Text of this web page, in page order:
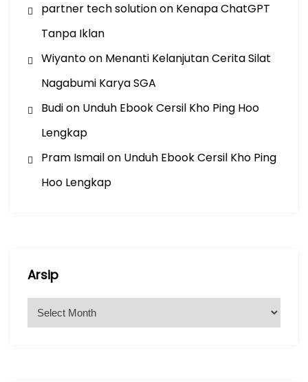
partner tech solutionon Kenapa ChatGPT
Tanpa Iklan
Wiyantoon Menanti Kelanjutan Cerita Silat
Nagabumi Karya SGA
Budion Unduh Ebook Cersil Kho Ping Hoo
Lengkap
Pram Ismailon Unduh Ebook Cersil Kho Ping
Hoo Lengkap
Arsip